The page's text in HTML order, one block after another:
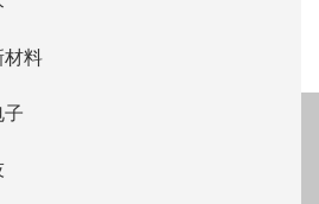
材料
子